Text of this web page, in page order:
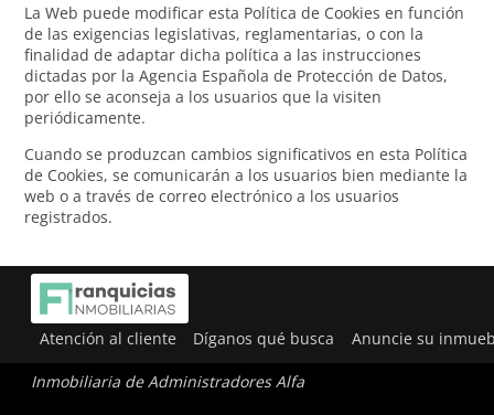
La Web puede modificar esta Política de Cookies en función
de las exigencias legislativas, reglamentarias, o con la
finalidad de adaptar dicha política a las instrucciones
dictadas por la Agencia Española de Protección de Datos,
por ello se aconseja a los usuarios que la visiten
periódicamente.
Cuando se produzcan cambios significativos en esta Política
de Cookies, se comunicarán a los usuarios bien mediante la
web o a través de correo electrónico a los usuarios
registrados.
Atención al cliente Díganos qué busca Anuncie su
Inmobiliaria de Administradores Alfa